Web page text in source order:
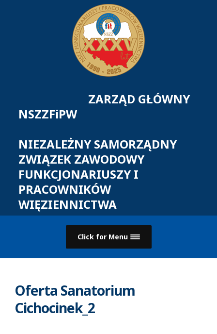
ZARZĄD GŁÓWNY
NSZZFiPW
NIEZALEŻNY SAMORZĄDNY
ZWIĄZEK ZAWODOWY
FUNKCJONARIUSZY I
PRACOWNIKÓW
WIĘZIENNICTWA
Click for Menu
Oferta Sanatorium
Cichocinek_2